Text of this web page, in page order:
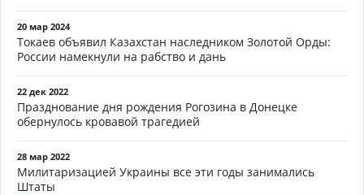
20 мар 2024
Токаев объявил Казахстан наследником Золотой Орды:
России намекнули на рабство и дань
22 дек 2022
Празднование дня рождения Рогозина в Донецке
обернулось кровавой трагедией
28 мар 2022
Милитаризацией Украины все эти годы занимались
Штаты